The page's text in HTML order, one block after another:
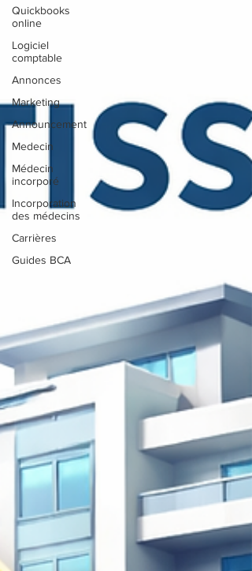
Quickbooks
online
Logiciel
comptable
Annonces
Marketing
Announcement
Medecin
Médecin
incorporé
Incorporation
des médecins
Carrières
Guides BCA